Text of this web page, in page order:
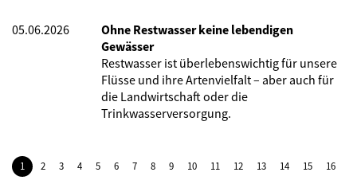
05.06.2026
Ohne Restwasser keine lebendigen
Gewässer
Restwasser ist überlebenswichtig für unsere
Flüsse und ihre Artenvielfalt – aber auch für
die Landwirtschaft oder die
Trinkwasserversorgung.
1 2 3 4 5 6 7 8 9 10 11 12 13 14 15
16